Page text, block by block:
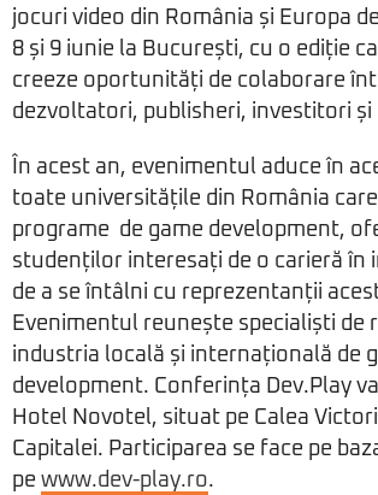
jocuri video din România și Europa
8 și 9 iunie la București, cu o ediție
creeze oportunități de colaborare
dezvoltatori, publisheri, investitori și
În acest an, evenimentul aduce în
toate universitățile din România
programe de game development,
studenților interesați de o carieră în
de a se întâlni cu reprezentanții
Evenimentul reunește specialiști de
industria locală și internațională de
development. Conferința Dev.Play
Hotel Novotel, situat pe Calea
Capitalei. Participarea se face pe
pe www.dev-play.ro.